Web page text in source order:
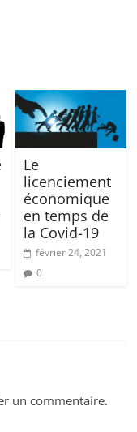
Le
licenciement
économique
en temps de
la Covid-19
février 24, 2021
0
un commentaire.